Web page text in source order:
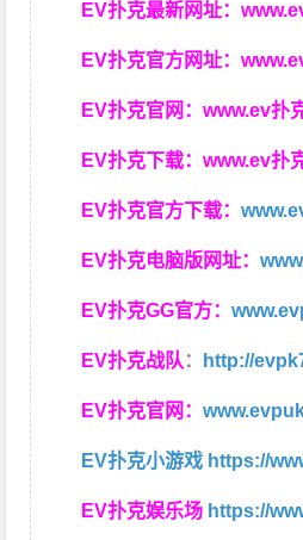
EV扑克最新网址：
EV扑克官方网址：
EV扑克官网：www.ev扑
EV扑克下载：www.ev扑
EV扑克官方下载：
EV扑克电脑版网址：
EV扑克GG官方：
EV扑克战队 ： http://
EV扑克官网：
EV扑克小游戏 https://
EV扑克娱乐场 https://